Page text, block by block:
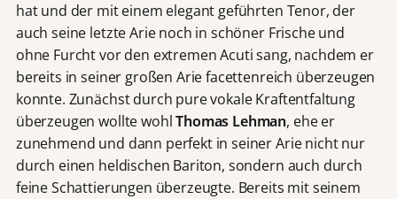
hat und der mit einem elegant geführten Tenor, der
auch seine letzte Arie noch in schöner Frische und
ohne Furcht vor den extremen Acuti sang, nachdem er
bereits in seiner großen Arie facettenreich überzeugen
konnte. Zunächst durch pure vokale Kraftentfaltung
überzeugen wollte wohlThomas Lehman, ehe er
zunehmend und dann perfekt in seiner Arie nicht nur
durch einen heldischen Bariton, sondern auch durch
feine Schattierungen überzeugte. Bereits mit seinem